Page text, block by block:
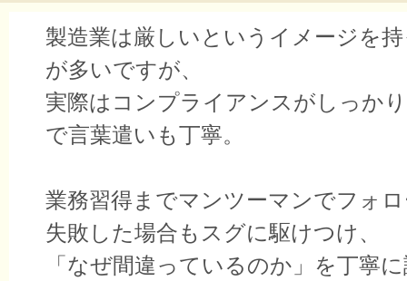
製造業は厳しいというイメージを
が多いですが、
実際はコンプライアンスがしっか
で言葉遣いも丁寧。
業務習得までマンツーマンでフォ
失敗した場合もスグに駆けつけ、
「なぜ間違っているのか」を丁寧